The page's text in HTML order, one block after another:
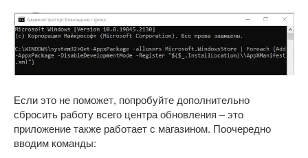
Если это не поможет, попробуйте дополнительно
сбросить работу всего центра обновления – это
приложение также работает с магазином. Поочередно
вводим команды: